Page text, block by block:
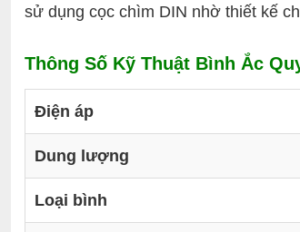
sử dụng cọc chìm DIN nhờ thiết kế
Thông Số Kỹ Thuật Bình Ắc
Điện áp
Dung lượng
Loại bình